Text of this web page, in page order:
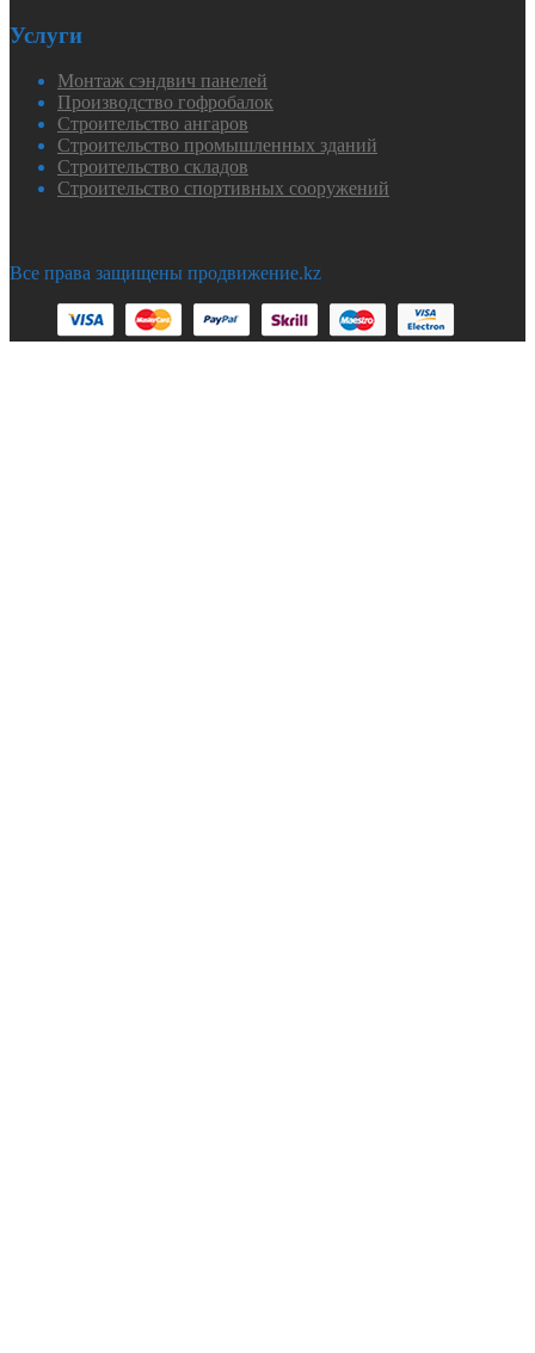
Услуги
Монтаж сэндвич панелей
Производство гофробалок
Строительство ангаров
Строительство промышленных зданий
Строительство складов
Строительство спортивных сооружений
Все права защищены продвижение.kz